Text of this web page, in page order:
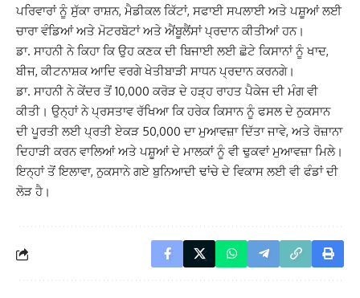
ਪਰਿਵਾਰਾਂ ਨੂੰ ਸੁੱਕਾ ਰਾਸ਼ਨ, ਮੈਡੀਕਲ ਕਿੱਟਾਂ, ਸਫਾਈ ਸਪਲਾਈ ਅਤੇ ਪਸ਼ੂਆਂ ਲਈ
ਚਾਰਾ ਵੰਡਿਆਂ ਅਤੇ ਮੋਟਰਬੋਟਾਂ ਅਤੇ ਐਂਬੂਲੈਂਸਾਂ ਪ੍ਰਦਾਨ ਕੀਤੀਆਂ ਹਨ।
ਡਾ. ਸਾਹਨੀ ਨੇ ਕਿਹਾ ਕਿ ਉਹ ਕਣਕ ਦੀ ਬਿਜਾਈ ਲਈ ਛੋਟੇ ਕਿਸਾਨਾਂ ਨੂੰ ਖਾਦ,
ਬੀਜ, ਕੀਟਨਾਸ਼ਕ ਆਦਿ ਵਰਗੇ ਖੇਤੀਬਾੜੀ ਸਾਧਨ ਪ੍ਰਦਾਨ ਕਰਨਗੇ।
ਡਾ. ਸਾਹਨੀ ਨੇ ਕੇਂਦਰ ਤੋਂ 10,000 ਕਰੋੜ ਦੇ ਹੜ੍ਹ ਰਾਹਤ ਪੈਕੇਜ ਦੀ ਮੰਗ ਵੀ
ਕੀਤੀ। ਉਨ੍ਹਾਂ ਨੇ ਪ੍ਰਸਤਾਵ ਰੱਖਿਆ ਕਿ ਹਰੇਕ ਕਿਸਾਨ ਨੂੰ ਫਸਲ ਦੇ ਨੁਕਸਾਨ
ਦੀ ਪੂਰਤੀ ਲਈ ਪ੍ਰਤੀ ਏਕੜ 50,000 ਦਾ ਮੁਆਵਜ਼ਾ ਦਿੱਤਾ ਜਾਵੇ, ਅਤੇ ਰੋਜ਼ਾਨਾ
ਦਿਹਾੜੀ ਕਰਨ ਵਾਲਿਆਂ ਅਤੇ ਪਸ਼ੂਆਂ ਦੇ ਮਾਲਕਾਂ ਨੂੰ ਵੀ ਢੁਕਵਾਂ ਮੁਆਵਜ਼ਾ ਮਿਲੇ।
ਇਨ੍ਹਾਂ ਤੋਂ ਇਲਾਵਾ, ਨੁਕਸਾਨੇ ਗਏ ਬੁਨਿਆਦੀ ਢਾਂਚੇ ਦੇ ਵਿਕਾਸ ਲਈ ਵੀ ਫੰਡਾਂ ਦੀ
ਲੋੜ ਹੈ।